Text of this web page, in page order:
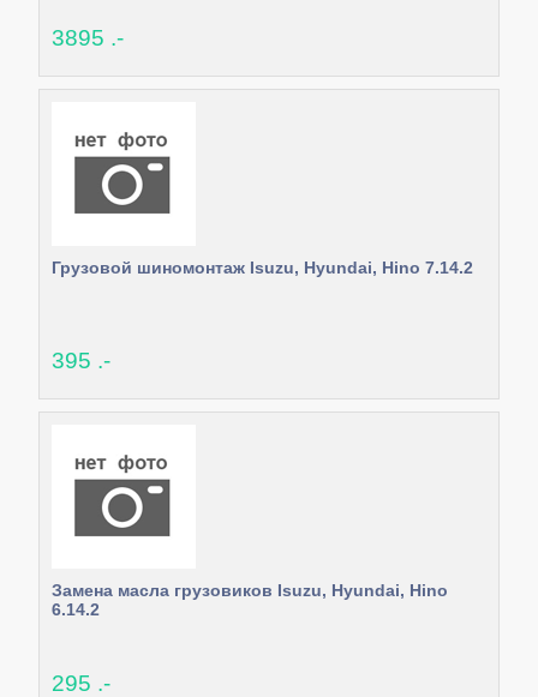
3895 .-
Грузовой шиномонтаж Isuzu, Hyundai, Hino 7.14.2
395 .-
Замена масла грузовиков Isuzu, Hyundai, Hino
6.14.2
295 .-